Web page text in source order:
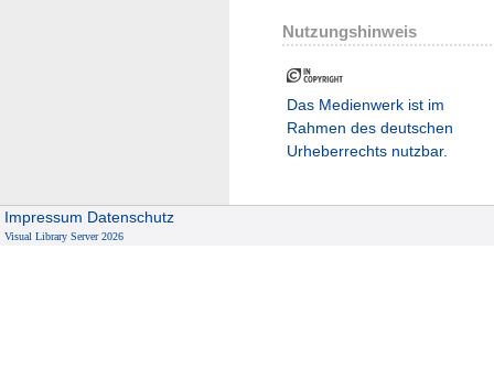
Nutzungshinweis
Das Medienwerk ist im
Rahmen des deutschen
Urheberrechts nutzbar.
Impressum Datenschutz
Visual Library Server 2026